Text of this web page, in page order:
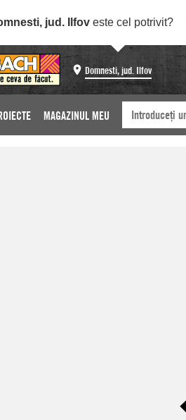
jud. Ilfov este cel potrivit?
Domnesti, jud. Ilfov
MAGAZINUL MEU